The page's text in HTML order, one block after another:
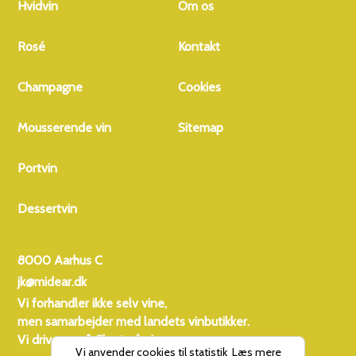
Hvidvin
Rosé
Champagne
Mousserende vin
Portvin
Dessertvin
Om os
Kontakt
Cookies
Sitemap
8000 Aarhus C
jk@midear.dk
Vi forhandler ikke selv vine,
men samarbejder med landets vinbutikker.
Vi driver også Charterferien
Vi anvender cookies til statistik Læs mere